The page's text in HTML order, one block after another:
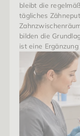
bleibt die
tägliches
bilden die
ist eine